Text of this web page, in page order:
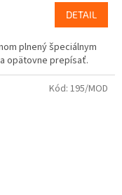
DETAIL
plnený špeciálnym
opätovne prepísať.
Kód: 195/MOD